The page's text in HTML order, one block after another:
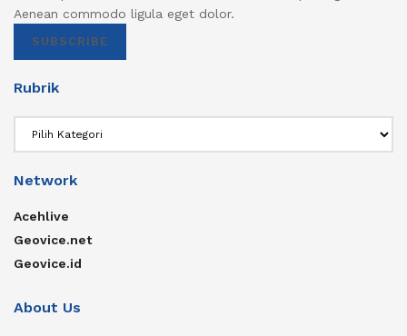
Aenean commodo ligula eget dolor.
SUBSCRIBE
Rubrik
Network
Acehlive
Geovice.net
Geovice.id
About Us